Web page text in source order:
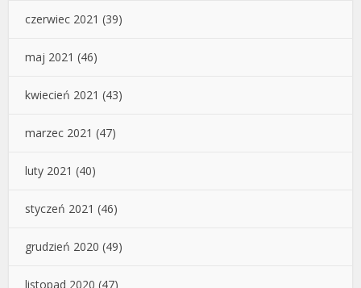
czerwiec 2021 (39)
maj 2021 (46)
kwiecień 2021 (43)
marzec 2021 (47)
luty 2021 (40)
styczeń 2021 (46)
grudzień 2020 (49)
listopad 2020 (47)